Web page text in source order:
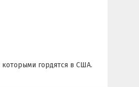
которыми гордятся в США.